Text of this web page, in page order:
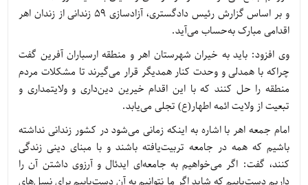
و بر اساس گزارش رئیس دادگستری، آزادسازی 59 زندانی از زندان اهر
اقدامی مبارک به‌حساب می‌آید.
وی افزود: باید به خیران شهرستان اهر و منطقه ارسباران آفرین گفت
چراکه با همدلی و وحدت کنار همدیگر قرار می‌گیرند تا مشکلات مردم
منطقه را حل کنند که با این اقدام خیرین دین‌داری و ولایتمداری و
تبعیت از ولایت ائمه اطهار(ع) تجلی می‌یابد.
امام جمعه اهر با اشاره به اینکه زمانی می‌شود در کشور زندانی نداشته
باشیم که همه در جامعه تربیت‌یافته باشند و با مبنای دینی زندگی
کنند، گفت: اگر می‌خواهیم به جامعه‌ای ایدئال و آرزوی داشتن آن را
داریم دست‌یابیم که شاید اگر ما نتوانیم به آن دست‌یابیم برای نسل‌های